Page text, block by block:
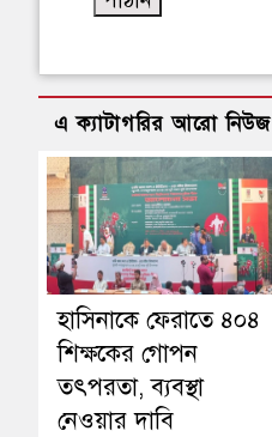
এ ক্যাটাগরির আরো নিউজ
হাসিনাকে ফেরাতে ৪০৪
শিক্ষকের গোপন
তৎপরতা, ব্যবস্থা
নেওয়ার দাবি